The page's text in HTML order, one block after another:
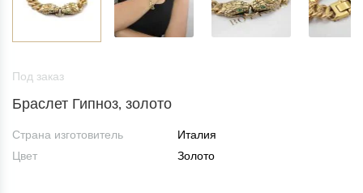
Под заказ
Браслет Гипноз, золото
Страна изготовитель
Италия
Цвет
Золото